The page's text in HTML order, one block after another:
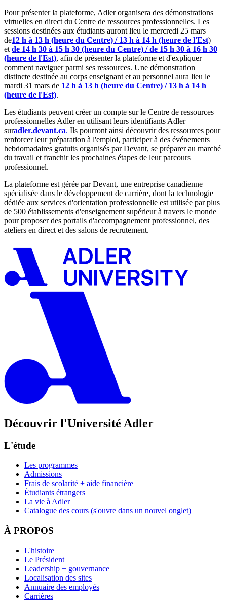
Pour présenter la plateforme, Adler organisera des démonstrations
virtuelles en direct du Centre de ressources professionnelles. Les
sessions destinées aux étudiants auront lieu le mercredi 25 mars
de12 h à 13 h (heure du Centre) / 13 h à 14 h (heure de l'Est)
et de 14 h 30 à 15 h 30 (heure du Centre) / de 15 h 30 à 16 h 30
(heure de l'Est), afin de présenter la plateforme et d'expliquer
comment naviguer parmi ses ressources. Une démonstration
distincte destinée au corps enseignant et au personnel aura lieu le
mardi 31 mars de 12 h à 13 h (heure du Centre) / 13 h à 14 h
(heure de l'Est).
Les étudiants peuvent créer un compte sur le Centre de ressources
professionnelles Adler en utilisant leurs identifiants Adler
suradler.devant.ca. Ils pourront ainsi découvrir des ressources pour
renforcer leur préparation à l'emploi, participer à des événements
hebdomadaires gratuits organisés par Devant, se préparer au marché
du travail et franchir les prochaines étapes de leur parcours
professionnel.
La plateforme est gérée par Devant, une entreprise canadienne
spécialisée dans le développement de carrière, dont la technologie
dédiée aux services d'orientation professionnelle est utilisée par plus
de 500 établissements d'enseignement supérieur à travers le monde
pour proposer des portails d'accompagnement professionnel, des
ateliers en direct et des salons de recrutement.
Découvrir l'Université Adler
L'étude
Les programmes
Admissions
Frais de scolarité + aide financière
Étudiants étrangers
La vie à Adler
Catalogue des cours (s'ouvre dans un nouvel onglet)
À PROPOS
L'histoire
Le Président
Leadership + gouvernance
Localisation des sites
Annuaire des employés
Carrières